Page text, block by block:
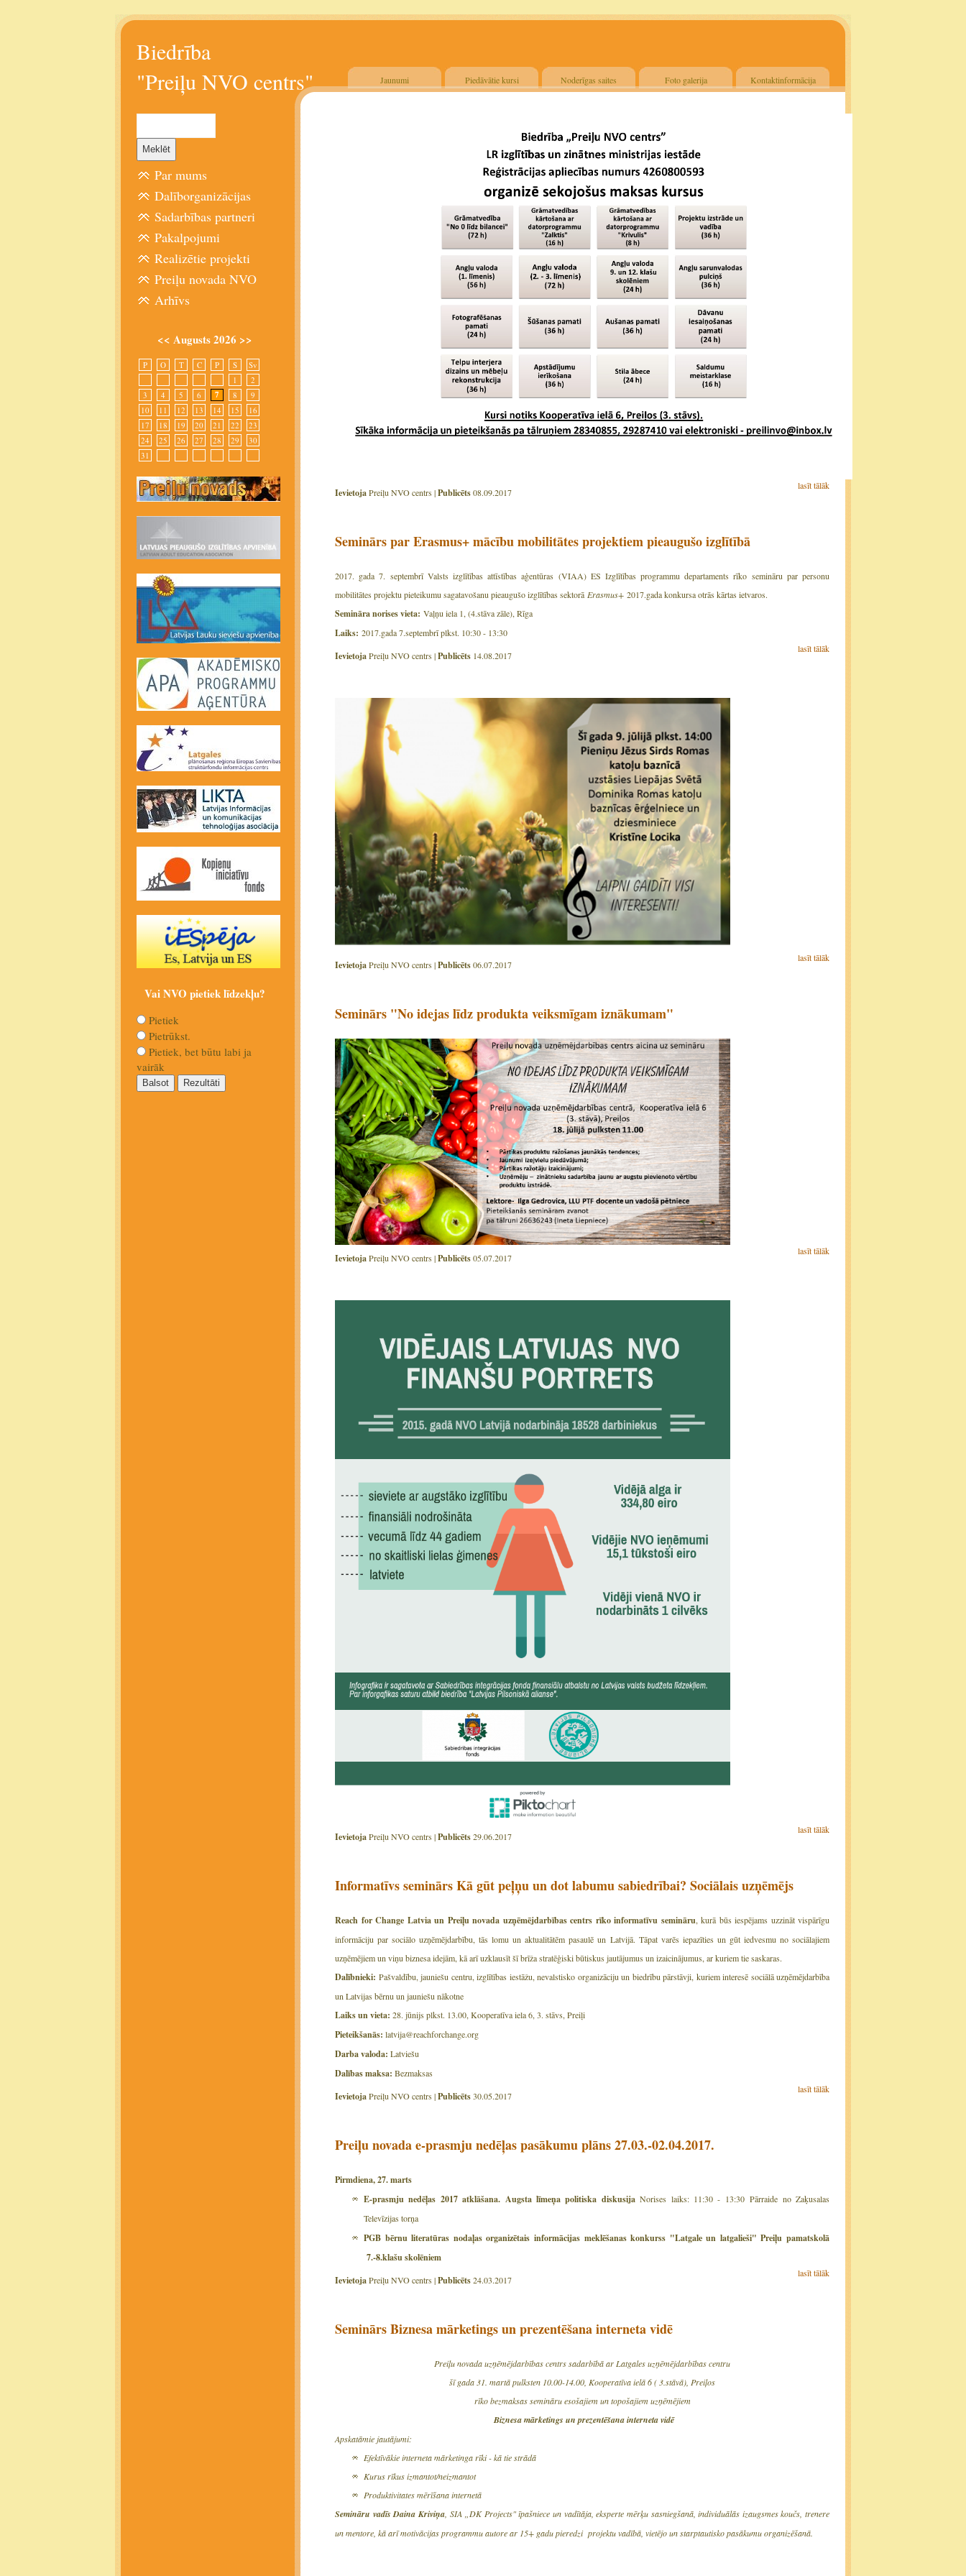
Biedrība
"Preiļu NVO centrs"
Jaunumi Piedāvātie kursi Noderīgas saites Foto galerija Kontaktinformācija
lasīt tālāk
IevietojaPreiļu NVO centrs |Publicēts08.09.2017
Seminārs par Erasmus+ mācību mobilitātes projektiem pieaugušo izglītībā
2017. gada 7. septembrī Valsts izglītības attīstības aģentūras (VIAA) ES Izglītības programmu departaments rīko semināru par personu
mobilitātes projektu pieteikumu sagatavošanu pieaugušo izglītības sektorā Erasmus+ 2017.gada konkursa otrās kārtas ietvaros.
Semināra norises vieta: Vaļņu iela 1, (4.stāva zāle), Rīga
Laiks: 2017.gada 7.septembrī plkst. 10:30 - 13:30
lasīt tālāk
IevietojaPreiļu NVO centrs |Publicēts 14.08.2017
lasīt tālāk
IevietojaPreiļu NVO centrs |Publicēts06.07.2017
Seminārs "No idejas līdz produkta veiksmīgam iznākumam"
lasīt tālāk
IevietojaPreiļu NVO centrs |Publicēts05.07.2017
lasīt tālāk
IevietojaPreiļu NVO centrs |Publicēts29.06.2017
Informatīvs seminārs Kā gūt peļņu un dot labumu sabiedrībai? Sociālais uzņēmējs
Reach for Change Latvia un Preiļu novada uzņēmējdarbības centrs rīko informatīvu semināru, kurā būs iespējams uzzināt vispārīgu
informāciju par sociālo uzņēmējdarbību, tās lomu un aktualitātēm pasaulē un Latvijā. Tāpat varēs iepazīties un gūt iedvesmu no sociālajiem
uzņēmējiem un viņu biznesa idejām, kā arī uzklausīt šī brīža stratēģiski būtiskus jautājumus un izaicinājumus, ar kuriem tie saskaras.
Dalībnieki: Pašvaldību, jauniešu centru, izglītības iestāžu, nevalstisko organizāciju un biedrību pārstāvji, kuriem interesē sociālā uzņēmējdarbība
un Latvijas bērnu un jauniešu nākotne
Laiks un vieta: 28. jūnijs plkst. 13.00, Kooperatīva iela 6, 3. stāvs, Preiļi
Pieteikšanās: latvija@reachforchange.org
Darba valoda: Latviešu
Dalības maksa: Bezmaksas
lasīt tālāk
IevietojaPreiļu NVO centrs |Publicēts30.05.2017
Preiļu novada e-prasmju nedēļas pasākumu plāns 27.03.-02.04.2017.
Pirmdiena, 27. marts
E-prasmju nedēļas 2017 atklāšana. Augsta līmeņa politiska diskusijaNorises laiks: 11:30 - 13:30 Pārraide no Zaķusalas
Televīzijas torņa
PGB bērnu literatūras nodaļas organizētais informācijas meklēšanas konkurss "Latgale un latgalieši" Preiļu pamatskolā
7.-8.klašu skolēniem
lasīt tālāk
IevietojaPreiļu NVO centrs |Publicēts24.03.2017
Seminārs Biznesa mārketings un prezentēšana interneta vidē
Preiļu novada uzņēmējdarbības centrs sadarbībā ar Latgales uzņēmējdarbības centru
šī gada 31. martā pulksten 10.00-14.00, Kooperatīva ielā 6 ( 3.stāvā), Preiļos
rīko bezmaksas semināru esošajiem un topošajiem uzņēmējiem
Biznesa mārketings un prezentēšanainterneta vidē
Apskatāmie jautājumi:
Efektīvākie interneta mārketinga rīki - kā tie strādā
Kurus rīkus izmantot/neizmantot
Produktivitates mērīšana internetā
Semināru vadīs Daina Kriviņa, SIA „DK Projects" īpašniece un vadītāja, eksperte mērķu sasniegšanā, individuālās izaugsmes koučs, trenere
un mentore, kā arī motivācijas programmu autore ar 15+ gadu pieredzi projektu vadībā, vietējo un starptautisko pasākumu organizēšanā.
Par mums
Dalīborganizācijas
Sadarbības partneri
Pakalpojumi
Realizētie projekti
Preiļu novada NVO
Arhīvs
<< Augusts 2026 >>
P O T C P S
Sv
1
2
3
4 5 6 7 8
9
10
11 12 13 14 15
16
17
18 19 20 21 22
23
24
25 26 27 28 29
30
31
Vai NVO pietiek līdzekļu?
Pietiek
Pietrūkst.
Pietiek, bet būtu labi ja
vairāk